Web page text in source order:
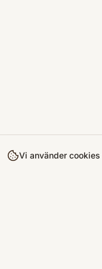
Vi använder cookies